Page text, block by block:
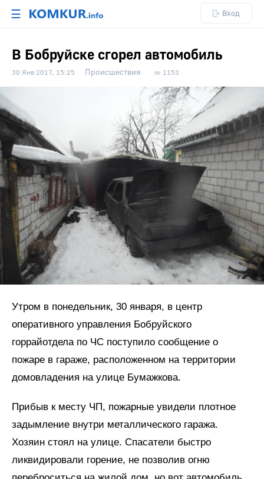
☰ Вход
В Бобруйске сгорел автомобиль
30 Янв 2017, 15:25 Происшествия 1153
Утром в понедельник, 30 января, в центр
оперативного управления Бобруйского
горрайотдела по ЧС поступило сообщение о
пожаре в гараже, расположенном на территории
домовладения на улице Бумажкова.
Прибыв к месту ЧП, пожарные увидели плотное
задымление внутри металлического гаража.
Хозяин стоял на улице. Спасатели быстро
ликвидировали горение, не позволив огню